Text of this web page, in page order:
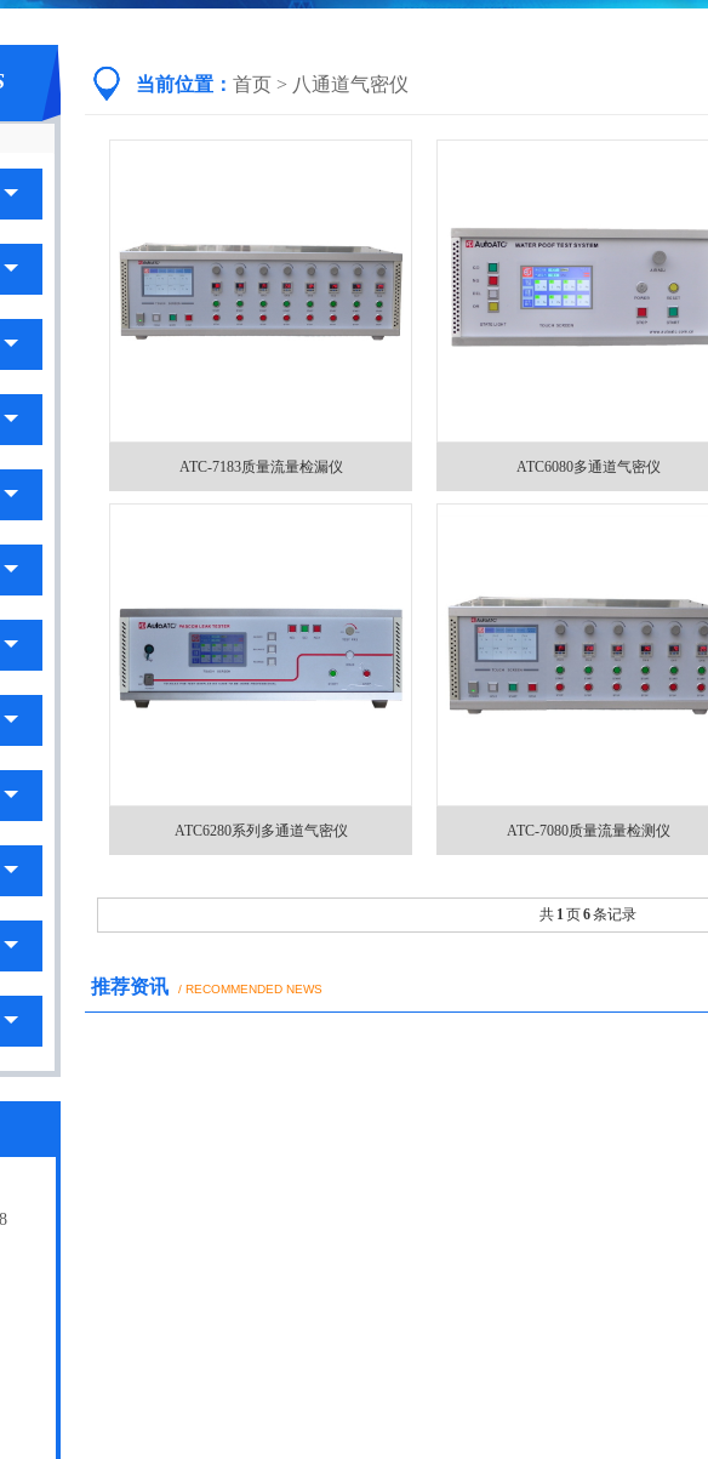
当前位置： 首页 > 八通道气密仪
ATC-7183质量流量检漏仪 ATC6080多通道气密仪
ATC6280系列多通道气密仪 ATC-7080质量流量检测仪
共 1页6条记录
推荐资讯 / RECOMMENDED NEWS